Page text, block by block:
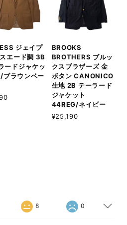
ジェイプ
エード調 3B
ードジャケッ
ブラウンベー
BROOKS
BROTHERS ブルッ
クスブラザーズ 金
ボタン CANONICO
生地 2B テーラード
ジャケット
44REG/ネイビー
¥25,190
8 0